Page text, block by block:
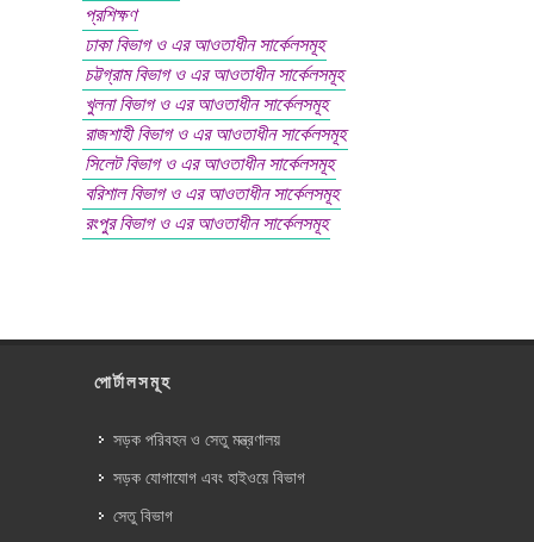
প্রশিক্ষণ
ঢাকা বিভাগ ও এর আওতাধীন সার্কেলসমূহ
চট্টগ্রাম বিভাগ ও এর আওতাধীন সার্কেলসমূহ
খুলনা বিভাগ ও এর আওতাধীন সার্কেলসমূহ
রাজশাহী বিভাগ ও এর আওতাধীন সার্কেলসমূহ
সিলেট বিভাগ ও এর আওতাধীন সার্কেলসমূহ
বরিশাল বিভাগ ও এর আওতাধীন সার্কেলসমূহ
রংপুর বিভাগ ও এর আওতাধীন সার্কেলসমূহ
পোর্টালসমূহ
সড়ক পরিবহন ও সেতু মন্ত্রণালয়
সড়ক যোগাযোগ এবং হাইওয়ে বিভাগ
সেতু বিভাগ